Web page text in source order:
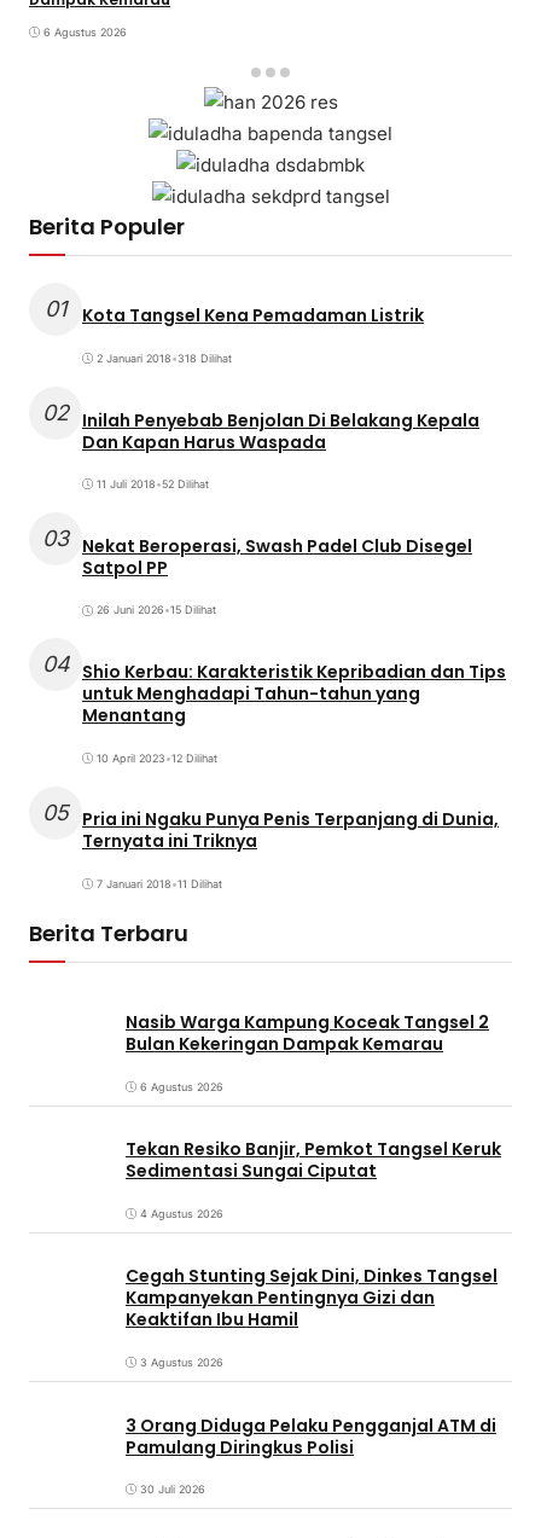
6 Agustus 2026
Berita Populer
01 Kota Tangsel Kena Pemadaman Listrik
2 Januari 2018•318 Dilihat
02 Inilah Penyebab Benjolan Di Belakang Kepala
Dan Kapan Harus Waspada
11 Juli 2018•52 Dilihat
03 Nekat Beroperasi, Swash Padel Club Disegel
Satpol PP
26 Juni 2026•15 Dilihat
04 Shio Kerbau: Karakteristik Kepribadian dan Tips
untuk Menghadapi Tahun-tahun yang
Menantang
10 April 2023•12 Dilihat
05 Pria ini Ngaku Punya Penis Terpanjang di Dunia,
Ternyata ini Triknya
7 Januari 2018•11 Dilihat
Berita Terbaru
Nasib Warga Kampung Koceak Tangsel 2
Bulan Kekeringan Dampak Kemarau
6 Agustus 2026
Tekan Resiko Banjir, Pemkot Tangsel Keruk
Sedimentasi Sungai Ciputat
4 Agustus 2026
Cegah Stunting Sejak Dini, Dinkes Tangsel
Kampanyekan Pentingnya Gizi dan
Keaktifan Ibu Hamil
3 Agustus 2026
3 Orang Diduga Pelaku Pengganjal ATM di
Pamulang Diringkus Polisi
30 Juli 2026